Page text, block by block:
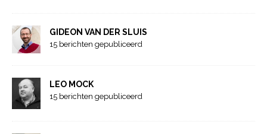
GIDEON VAN DER SLUIS
15 berichten gepubliceerd
LEO MOCK
15 berichten gepubliceerd